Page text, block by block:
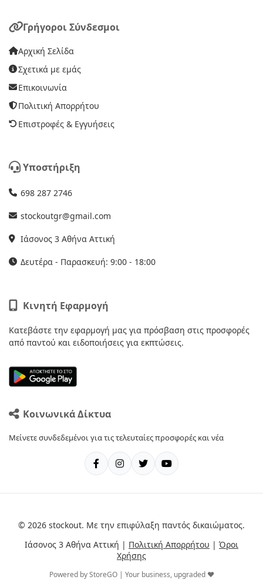
Γρήγοροι Σύνδεσμοι
Αρχική Σελίδα
Σχετικά με εμάς
Επικοινωνία
Πολιτική Απορρήτου
Επιστροφές & Εγγυήσεις
Υποστήριξη
698 287 2746
stockoutgr@gmail.com
Ιάσονος 3 Αθήνα Αττική
Δευτέρα - Παρασκευή: 9:00 - 18:00
Κινητή Εφαρμογή
Κατεβάστε την εφαρμογή μας για πρόσβαση στις προσφορές
από παντού και ειδοποιήσεις για εκπτώσεις.
Κοινωνικά Δίκτυα
Μείνετε συνδεδεμένοι για τις τελευταίες προσφορές και νέα
© 2026 stockout. Με την επιφύλαξη παντός δικαιώματος.
Ιάσονος 3 Αθήνα Αττική | Πολιτική Απορρήτου | Όροι
Χρήσης
Powered by StoreGO | Your business, upgraded ❤️